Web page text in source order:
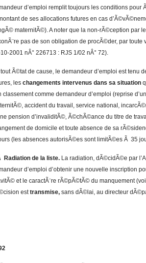
d’emploi remplit toujours les conditions pour
de ses allocations futures en cas
maternitÃ©). A noter que la non-rÃ©ception par
pas de son obligation de procÃ©der, par
2001 nÂ° 226713 : RJS 1/02 nÂ° 72).
tout Ã©tat de cause, le demandeur d’emploi est tenu
les changements intervenus dans sa situation
classement comme demandeur d’emploi (reprise
accident du travail, service national,
pension d’invaliditÃ©, Ã©chÃ©ance du titre de
de domicile et toute absence de sa
(les absences autorisÃ©es sont limitÃ©es Ã 35
Radiation de la liste. La radiation, dÃ©cidÃ©e par
d’emploi d’obtenir une nouvelle inscription
et le caractÃ¨re rÃ©pÃ©tÃ© du manquement
esttransmise, sans dÃ©lai, au directeur